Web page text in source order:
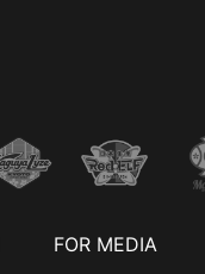
FOR MEDIA